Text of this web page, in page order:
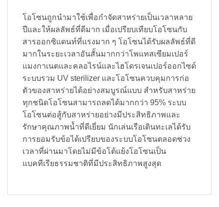
โอโซนถูกนำมาใช้เพื่อกำจัดสาหร่ายเป็นเวลาหลาย
ปีและให้ผลลัพธ์ที่ดีมาก เมื่อเปรียบเทียบโอโซนกับ
สารออกซิแดนท์ที่แรงมาก ๆ โอโซนได้รับผลลัพธ์ที่ดี
มากในระยะเวลาอันสั้นมากกว่าโพแทสเซียมเปอร์
แมงกาเนตและคลอไรน์และไฮโดรเจนเปอร์ออกไซด์
ระบบรวม UV sterilizer และโอโซนควบคุมการก่อ
ตัวของสาหร่ายได้อย่างสมบูรณ์แบบ สำหรับสาหร่าย
ทุกชนิดโอโซนสามารถลดได้มากกว่า 95% ระบบ
โอโซนต่อสู้กับสาหร่ายอย่างมีประสิทธิภาพและ
รักษาคุณภาพน้ำที่ดีเยี่ยม นักเล่นเรือเดินทะเลได้รับ
การยอมรับข้อได้เปรียบของระบบโอโซนตลอดช่วง
เวลาที่ผ่านมาโดยไม่มีข้อโต้แย้งโอโซนเป็น
แบคทีเรียธรรมชาติที่มีประสิทธิภาพสูงสุด